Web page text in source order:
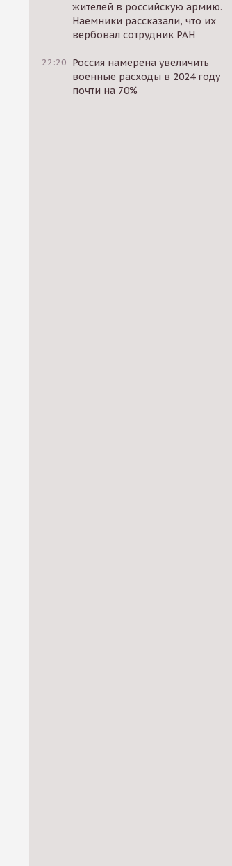
жителей в российскую армию.
Наемники рассказали, что их
вербовал сотрудник РАН
22:20 Россия намерена увеличить
военные расходы в 2024 году
почти на 70%